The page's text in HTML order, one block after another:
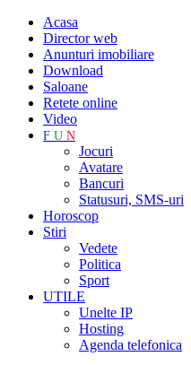
Acasa
Director web
Anunturi imobiliare
Download
Saloane
Retete online
Video
F U N
Jocuri
Avatare
Bancuri
Statusuri, SMS-uri
Horoscop
Stiri
Vedete
Politica
Sport
UTILE
Unelte IP
Hosting
Agenda telefonica